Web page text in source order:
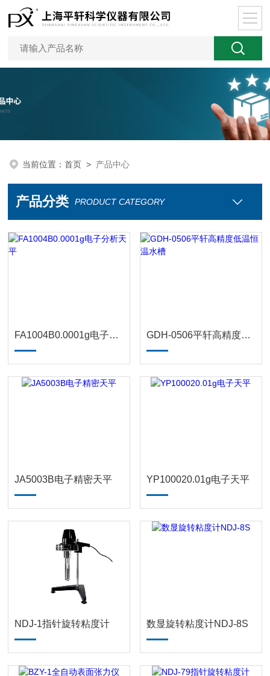
当前位置：首页 > 产品中心
产品分类 PRODUCT CATEGORY
FA1004B0.0001g电子分析天平 GDH-0506平轩高精度低温恒温水槽
JA5003B电子精密天平 YP100020.01g电子天平
NDJ-1指针旋转粘度计 数显旋转粘度计NDJ-8S